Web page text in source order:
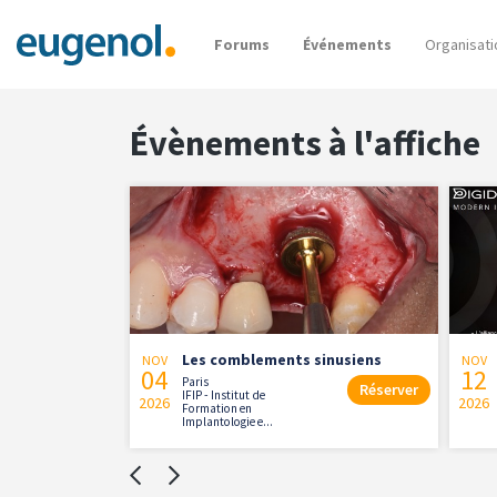
Forums Événements
Évènements à l'affiche
NOV
04
2026
Les comblements sinusiens
Paris
IFIP - Institut de
Formation en
Implantologie e...
Réserver
NOV
12
2026